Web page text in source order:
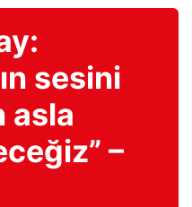
sesini
asla
–